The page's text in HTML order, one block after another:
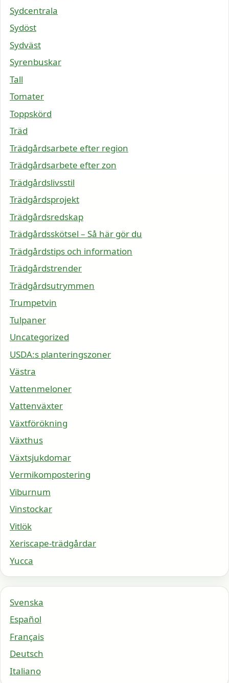
Sydcentrala
Sydöst
Sydväst
Syrenbuskar
Tall
Tomater
Toppskörd
Träd
Trädgårdsarbete efter region
Trädgårdsarbete efter zon
Trädgårdslivsstil
Trädgårdsprojekt
Trädgårdsredskap
Trädgårdsskötsel – Så här gör du
Trädgårdstips och information
Trädgårdstrender
Trädgårdsutrymmen
Trumpetvin
Tulpaner
Uncategorized
USDA:s planteringszoner
Västra
Vattenmeloner
Vattenväxter
Växtförökning
Växthus
Växtsjukdomar
Vermikompostering
Viburnum
Vinstockar
Vitlök
Xeriscape-trädgårdar
Yucca
Svenska
Español
Français
Deutsch
Italiano